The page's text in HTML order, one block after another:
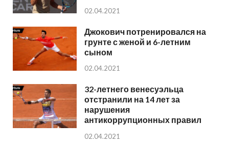
02.04.2021
Джокович потренировался на
грунте с женой и 6-летним
сыном
02.04.2021
32-летнего венесуэльца
отстранили на 14 лет за
нарушения
антикоррупционных правил
02.04.2021